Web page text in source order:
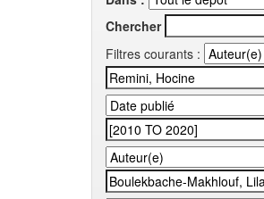
Chercher
Filtres courants :